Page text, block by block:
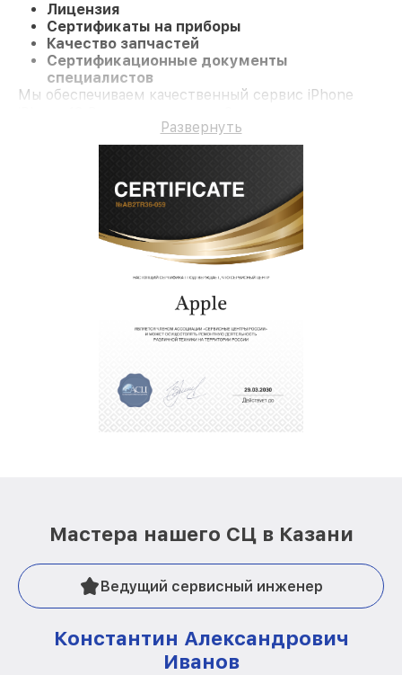
Лицензия
Сертификаты на приборы
Качество запчастей
Сертификационные документы
специалистов
Мы обеспечиваем качественный сервис iPhone
Развернуть
Мастера нашего СЦ в Казани
Ведущий сервисный инженер
Константин Александрович
Иванов